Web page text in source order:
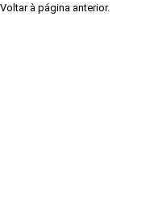
Voltar à página anterior.